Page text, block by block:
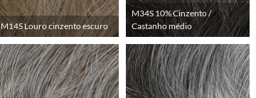
M14S Louro cinzento escuro
M34S 10% Cinzento /
Castanho médio